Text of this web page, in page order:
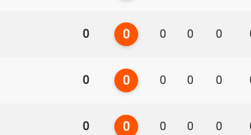
0 0 0 0 0
0 0 0 0 0
0 0 0 0 0